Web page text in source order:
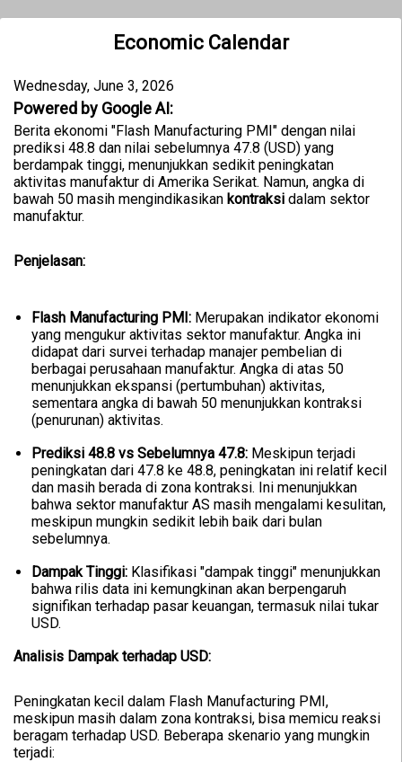
Economic Calendar
Wednesday, June 3, 2026
Powered by Google AI:
Berita ekonomi "Flash Manufacturing PMI" dengan nilai
prediksi 48.8 dan nilai sebelumnya 47.8 (USD) yang
berdampak tinggi, menunjukkan sedikit peningkatan
aktivitas manufaktur di Amerika Serikat. Namun, angka di
bawah 50 masih mengindikasikan kontraksi dalam sektor
manufaktur.
Penjelasan:
Flash Manufacturing PMI: Merupakan indikator ekonomi
yang mengukur aktivitas sektor manufaktur. Angka ini
didapat dari survei terhadap manajer pembelian di
berbagai perusahaan manufaktur. Angka di atas 50
menunjukkan ekspansi (pertumbuhan) aktivitas,
sementara angka di bawah 50 menunjukkan kontraksi
(penurunan) aktivitas.
Prediksi 48.8 vs Sebelumnya 47.8: Meskipun terjadi
peningkatan dari 47.8 ke 48.8, peningkatan ini relatif kecil
dan masih berada di zona kontraksi. Ini menunjukkan
bahwa sektor manufaktur AS masih mengalami kesulitan,
meskipun mungkin sedikit lebih baik dari bulan
sebelumnya.
Dampak Tinggi: Klasifikasi "dampak tinggi" menunjukkan
bahwa rilis data ini kemungkinan akan berpengaruh
signifikan terhadap pasar keuangan, termasuk nilai tukar
USD.
Analisis Dampak terhadap USD:
Peningkatan kecil dalam Flash Manufacturing PMI,
meskipun masih dalam zona kontraksi, bisa memicu reaksi
beragam terhadap USD. Beberapa skenario yang mungkin
terjadi: